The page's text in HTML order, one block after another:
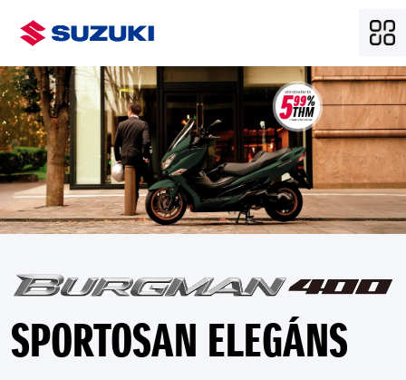
SPORTOSAN ELEGÁNS